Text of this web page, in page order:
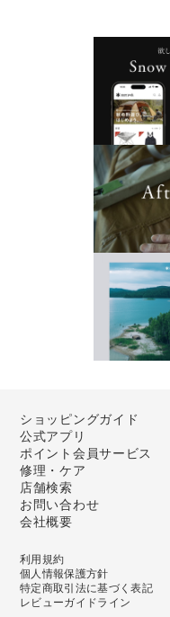
ショッピングガイド
公式アプリ
ポイント会員サービス
修理・ケア
店舗検索
お問い合わせ
会社概要
利用規約
個人情報保護方針
特定商取引法に基づく表記
レビューガイドライン